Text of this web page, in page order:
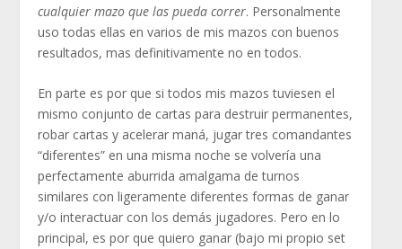
cualquier mazo que las pueda correr. Personalmente
uso todas ellas en varios de mis mazos con buenos
resultados, mas definitivamente no en todos.
En parte es por que si todos mis mazos tuviesen el
mismo conjunto de cartas para destruir permanentes,
robar cartas y acelerar maná, jugar tres comandantes
“diferentes” en una misma noche se volvería una
perfectamente aburrida amalgama de turnos
similares con ligeramente diferentes formas de ganar
y/o interactuar con los demás jugadores. Pero en lo
principal, es por que quiero ganar (bajo mi propio set